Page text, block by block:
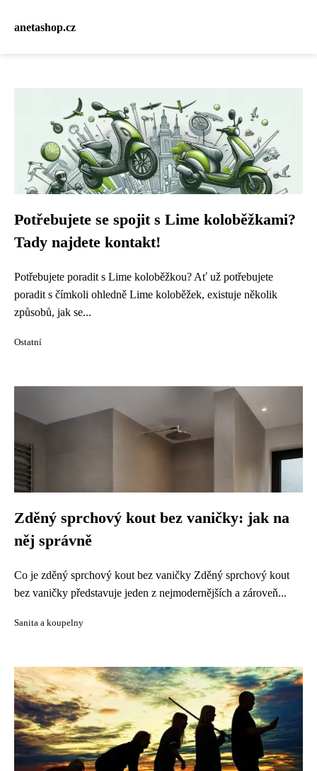
anetashop.cz
Potřebujete se spojit s Lime koloběžkami?
Tady najdete kontakt!
Potřebujete poradit s Lime koloběžkou? Ať už potřebujete
poradit s čímkoli ohledně Lime koloběžek, existuje několik
způsobů, jak se...
Ostatní
Zděný sprchový kout bez vaničky: jak na
něj správně
Co je zděný sprchový kout bez vaničky Zděný sprchový kout
bez vaničky představuje jeden z nejmodernějších a zároveň...
Sanita a koupelny